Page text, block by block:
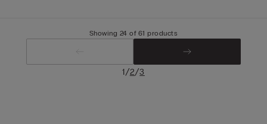
Showing 24 of 61 products
1/2/3